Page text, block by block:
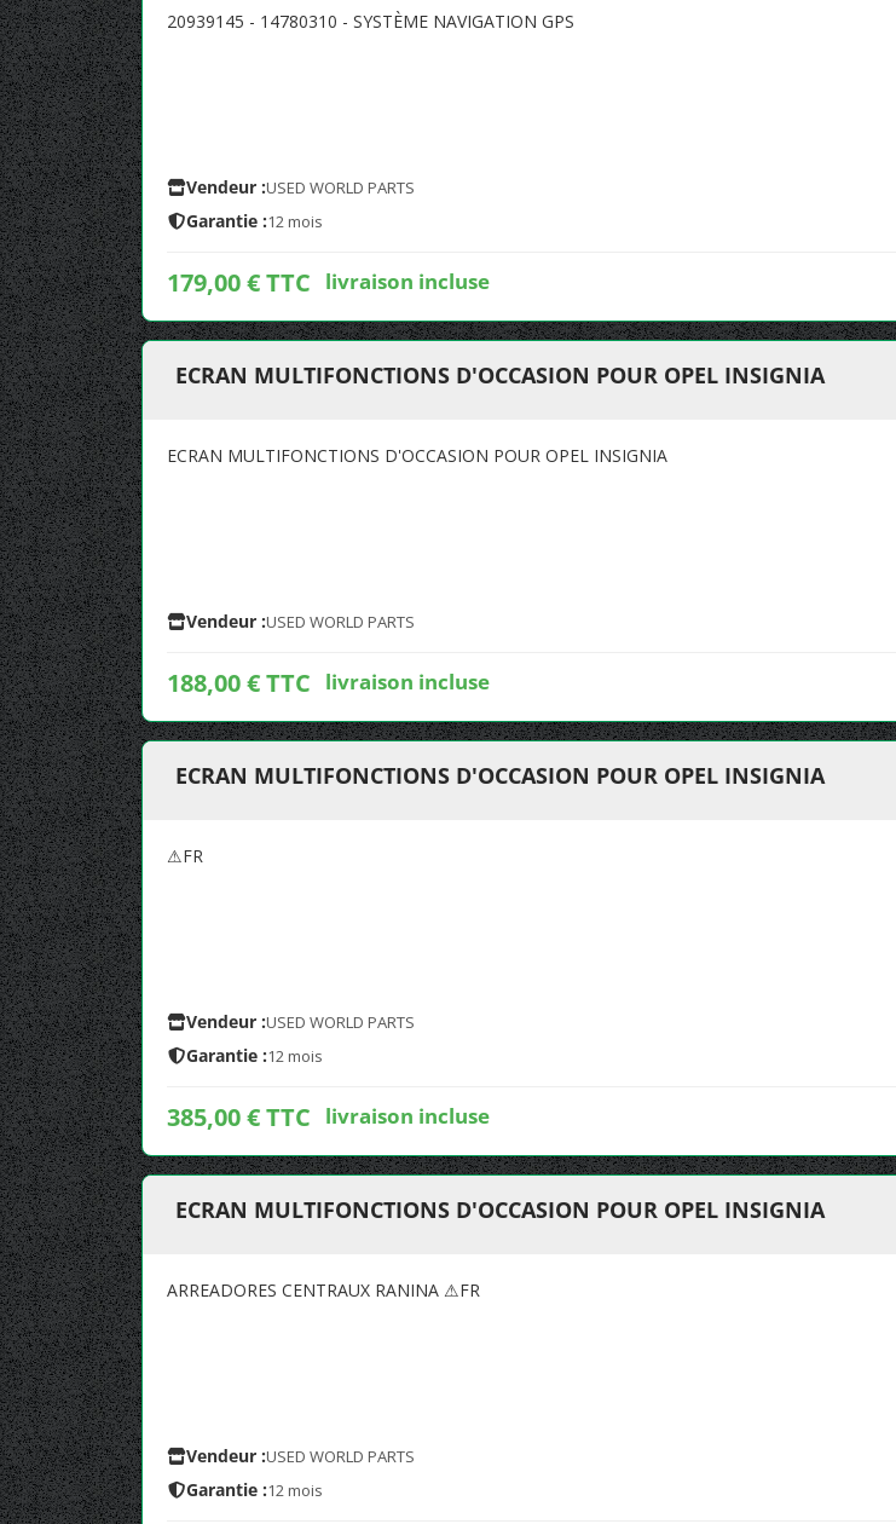
20939145 - 14780310 - SYSTÈME NAVIGATION GPS
Vendeur :USED WORLD PARTS
Garantie :12 mois
179,00 € TTC livraison incluse
ECRAN MULTIFONCTIONS D'OCCASION POUR OPEL INSIGNIA
ECRAN MULTIFONCTIONS D'OCCASION POUR OPEL INSIGNIA
Vendeur :USED WORLD PARTS
188,00 € TTC livraison incluse
ECRAN MULTIFONCTIONS D'OCCASION POUR OPEL INSIGNIA
⚠FR
Vendeur :USED WORLD PARTS
Garantie :12 mois
385,00 € TTC livraison incluse
ECRAN MULTIFONCTIONS D'OCCASION POUR OPEL INSIGNIA
ARREADORES CENTRAUX RANINA ⚠FR
Vendeur :USED WORLD PARTS
Garantie :12 mois